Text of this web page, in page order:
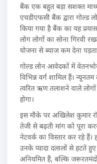
बैंक एक बहुत बड़ा सशक्त
एचडीएफसी बैंक द्वारा गोल्ड
किया गया है बैंक का यह
लोग लोगों का सोना गिरवी
योजना से ब्याज कम देना
गोल्ड लोन आवेदकों में
विभिन्न वर्ग शामिल हैं।
त्वरित ऋण तलाशने वाले
होगा।
इस मौके पर अखिलेश कुमार
तेजी से बढ़ती मांग को पूरा
नेटवर्क का विस्तार कर रहे
उनके प्यादा दलालों से हटते
अनियमित हैं, बल्कि